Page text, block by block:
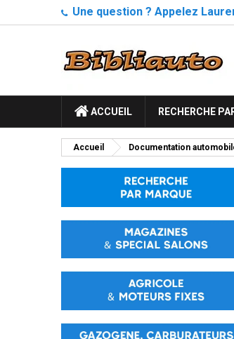
Une question ? Appelez
ACCUEIL RECHERCHE
Accueil Documentation